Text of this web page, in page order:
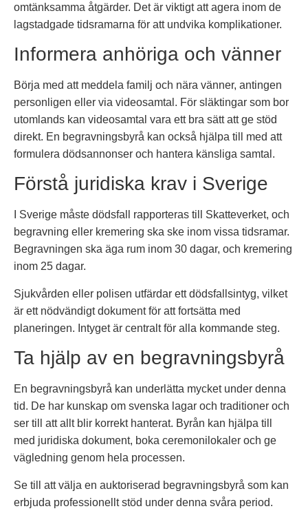
omtänksamma åtgärder. Det är viktigt att agera inom de
lagstadgade tidsramarna för att undvika komplikationer.
Informera anhöriga och vänner
Börja med att meddela familj och nära vänner, antingen
personligen eller via videosamtal. För släktingar som bor
utomlands kan videosamtal vara ett bra sätt att ge stöd
direkt. En begravningsbyrå kan också hjälpa till med att
formulera dödsannonser och hantera känsliga samtal.
Förstå juridiska krav i Sverige
I Sverige måste dödsfall rapporteras till Skatteverket, och
begravning eller kremering ska ske inom vissa tidsramar.
Begravningen ska äga rum inom 30 dagar, och kremering
inom 25 dagar.
Sjukvården eller polisen utfärdar ett dödsfallsintyg, vilket
är ett nödvändigt dokument för att fortsätta med
planeringen. Intyget är centralt för alla kommande steg.
Ta hjälp av en begravningsbyrå
En begravningsbyrå kan underlätta mycket under denna
tid. De har kunskap om svenska lagar och traditioner och
ser till att allt blir korrekt hanterat. Byrån kan hjälpa till
med juridiska dokument, boka ceremonilokaler och ge
vägledning genom hela processen.
Se till att välja en auktoriserad begravningsbyrå som kan
erbjuda professionellt stöd under denna svåra period.